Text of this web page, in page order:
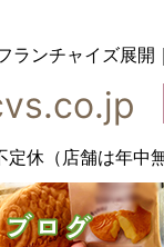
ランチャイズ展開
休（店舗は年中